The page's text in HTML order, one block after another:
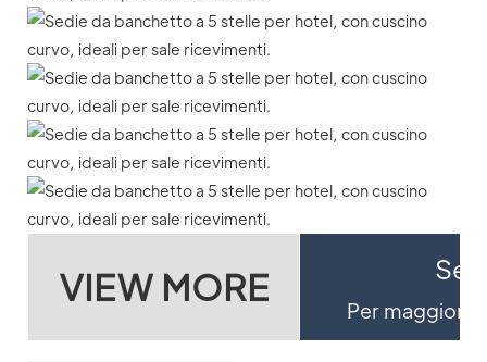
VIEW MORE Se
Per maggiori